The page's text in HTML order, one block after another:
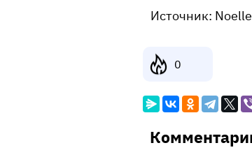
Источник:
0